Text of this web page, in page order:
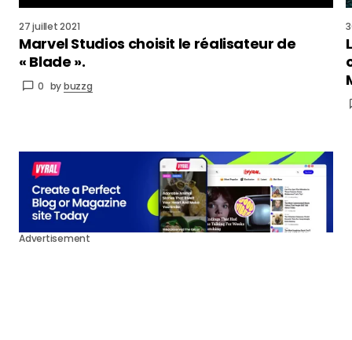
27 juillet 2021
Marvel Studios choisit le réalisateur de
« Blade ».
0 bybuzzg
Advertisement